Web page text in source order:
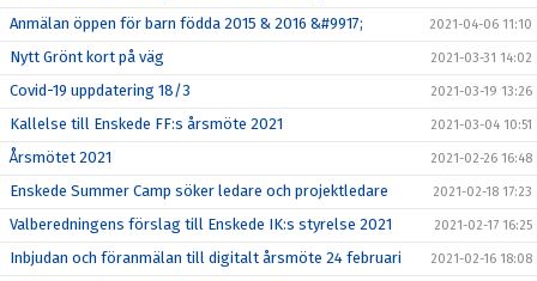
Anmälan öppen för barn födda 2015 & 2016 &#9917; 2021-04-06 11:10
Nytt Grönt kort på väg 2021-03-31 14:02
Covid-19 uppdatering 18/3 2021-03-19 13:26
Kallelse till Enskede FF:s årsmöte 2021 2021-03-04 10:51
Årsmötet 2021 2021-02-26 16:48
Enskede Summer Camp söker ledare och projektledare 2021-02-18 17:23
Valberedningens förslag till Enskede IK:s styrelse 2021 2021-02-17 16:25
Inbjudan och föranmälan till digitalt årsmöte 24 februari 2021-02-16 18:08